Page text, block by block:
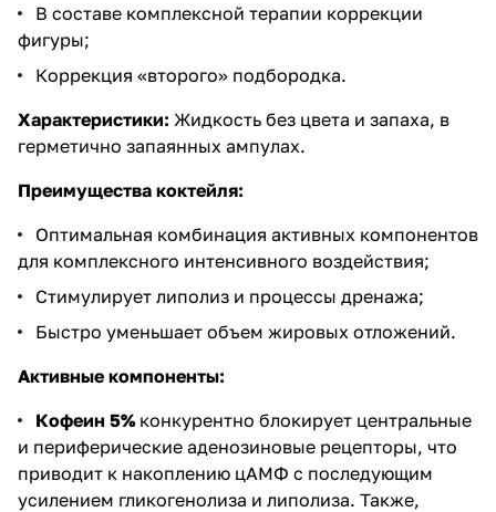
В составе комплексной терапии коррекции
фигуры;
Коррекция «второго» подбородка.
Характеристики: Жидкость без цвета и запаха, в
герметично запаянных ампулах.
Преимущества коктейля:
Оптимальная комбинация активных компонентов
для комплексного интенсивного воздействия;
Стимулирует липолиз и процессы дренажа;
Быстро уменьшает объем жировых отложений.
Активные компоненты:
Кофеин 5%конкурентно блокирует центральные
и периферические аденозиновые рецепторы, что
приводит к накоплению цАМФ с последующим
усилением гликогенолиза и липолиза. Также,